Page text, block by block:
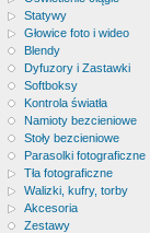
Statywy
Głowice foto i wideo
Blendy
Dyfuzory i Zastawki
Softboksy
Kontrola światła
Namioty bezcieniowe
Stoły bezcieniowe
Parasolki fotograficzne
Tła fotograficzne
Walizki, kufry, torby
Akcesoria
Zestawy